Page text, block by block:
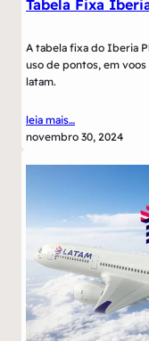
Tabela Fixa
A tabela fixa do Iberia
uso de pontos, em
latam.
leia mais…
novembro 30, 2024